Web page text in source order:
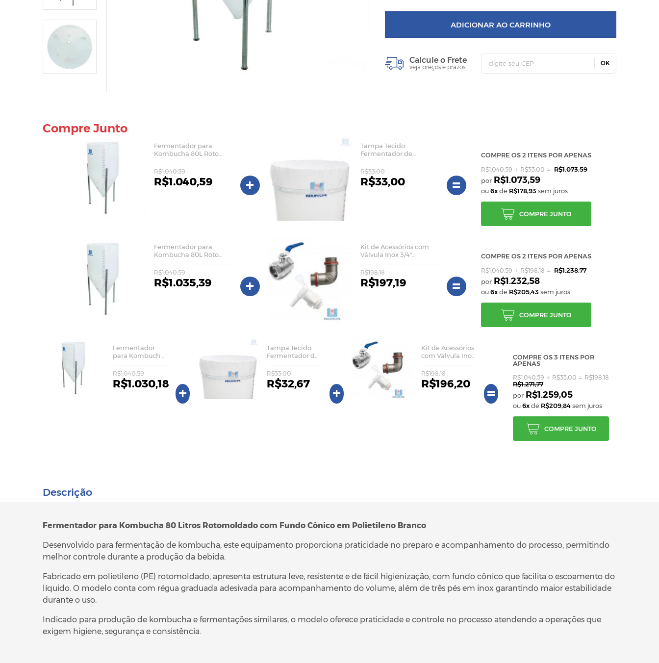
ADICIONAR AO CARRINHO
Calcule o Frete
veja preços e prazos
OK
Compre Junto
Fermentador para
Kombucha 80L Roto
Pop
R$1.040,59
R$1.040,59 +
Tampa Tecido
Fermentador de
Kombucha - 90 Litros
R$33,00
R$33,00 =
COMPRE OS 2 ITENS POR APENAS
R$1.040,59 R$33,00 R$1.073,59
R$1.073,59
ou6xde R$178,93 sem juros
COMPRE JUNTO
Fermentador para
Kombucha 80L Roto
Pop
R$1.040,59
R$1.035,39 +
Kit de Acessórios com
Válvula Inox 3/4"
Fermentador
Kombucha
R$198,18
R$197,19 =
COMPRE OS 2 ITENS POR APENAS
R$1.040,59 R$198,18 R$1.238,77
R$1.232,58
ou6xde R$205,43 sem juros
COMPRE JUNTO
Fermentador
para Kombucha
80L Roto Pop
R$1.040,59
R$1.030,18 +
Tampa Tecido
Fermentador de
Kombucha - 90
Litros
R$33,00
R$32,67 +
Kit de Acessórios
com Válvula Inox
3/4"
Fermentador
Kombucha
R$198,18
R$196,20 =
COMPRE OS 3 ITENS POR
APENAS
R$1.040,59 R$33,00 R$198,18
R$1.271,77
R$1.259,05
ou6xde R$209,84sem juros
COMPRE JUNTO
Descrição
Fermentador para Kombucha 80 Litros Rotomoldado com Fundo Cônico em Polietileno Branco
Desenvolvido para fermentação de kombucha, este equipamento proporciona praticidade no preparo e acompanhamento do processo, permitindo
melhor controle durante a produção da bebida.
Fabricado em polietileno (PE) rotomoldado, apresenta estrutura leve, resistente e de fácil higienização, com fundo cônico que facilita o escoamento do
líquido. O modelo conta com régua graduada adesivada para acompanhamento do volume, além de três pés em inox garantindo maior estabilidade
durante o uso.
Indicado para produção de kombucha e fermentações similares, o modelo oferece praticidade e controle no processo atendendo a operações que
exigem higiene, segurança e consistência.